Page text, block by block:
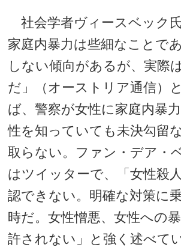
社会学者ヴィースベック
家庭内暴力は些細なことで
しない傾向があるが、実際
だ」（オーストリア通信）
ば、警察が女性に家庭内暴
性を知っていても未決勾留
取らない。ファン・デア・
はツイッターで、「女性殺
認できない。明確な対策に
時だ。女性憎悪、女性への
許されない」と強く述べて